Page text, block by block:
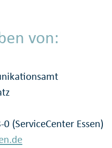
von:
(ServiceCenter Essen)